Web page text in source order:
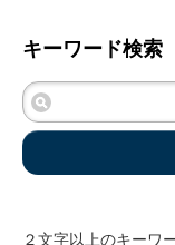
キーワード検索
２文字以上のキーワ